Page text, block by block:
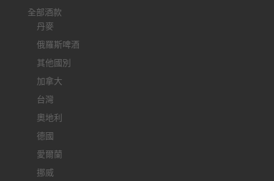
全部酒款
丹麥
俄羅斯啤酒
其他國別
加拿大
台灣
奧地利
德國
愛爾蘭
挪威